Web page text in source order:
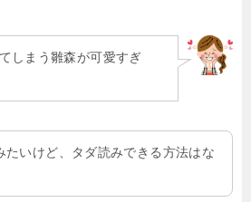
しまう雛森が可愛すぎ
たいけど、タダ読みできる方法はな